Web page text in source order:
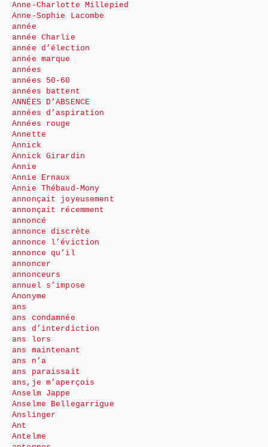
Anne-Charlotte Millepied
Anne-Sophie Lacombe
année
année Charlie
année d’élection
année marque
années
années 50-60
années battent
ANNÉES D’ABSENCE
années d’aspiration
Années rouge
Annette
Annick
Annick Girardin
Annie
Annie Ernaux
Annie Thébaud-Mony
annonçait joyeusement
annonçait récemment
annoncé
annonce discrète
annonce l’éviction
annonce qu’il
annoncer
annonceurs
annuel s’impose
Anonyme
ans
ans condamnée
ans d’interdiction
ans lors
ans maintenant
ans n’a
ans paraissait
ans,je m’aperçois
Anselm Jappe
Anselme Bellegarrigue
Anslinger
Ant
Antelme